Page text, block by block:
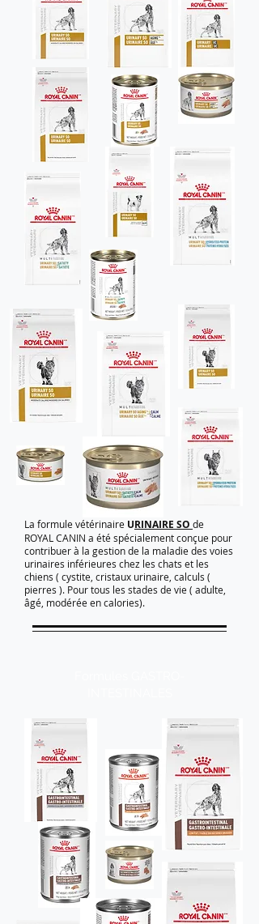
La formule vétérinaire URINAIRE SO de
ROYAL CANIN a été spécialement conçue pour
contribuer à la gestion de la maladie des voies
urinaires inférieures chez les chats et les
chiens ( cystite, cristaux urinaire, calculs (
pierres ). Pour tous les stades de vie ( adulte,
âgé, modérée en calories).